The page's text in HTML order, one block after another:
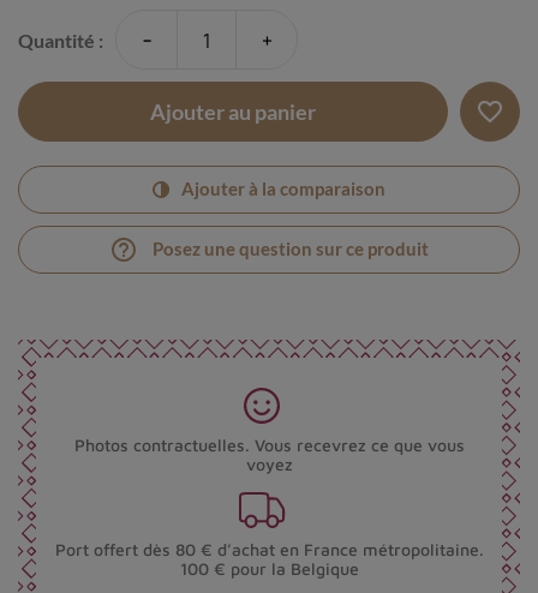
Quantité : - +
Ajouter au panier favorite_border
Ajouter à la comparaison
help_outline Posez une question sur ce produit
Photos contractuelles. Vous recevrez ce que vous
voyez
Port offert dès 80 € d’achat en France métropolitaine.
100 € pour la Belgique